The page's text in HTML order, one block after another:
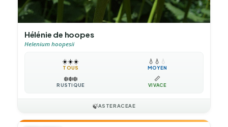
Hélénie de hoopes
Helenium hoopesii
☀️☀️☀️
TOUS
💧 💧 💧
MOYEN
❄️❄️❄️
RUSTIQUE
📏
VIVACE
🍃ASTERACEAE